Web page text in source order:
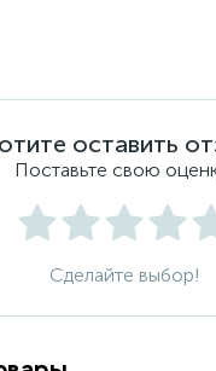
оставить
Поставьте свою
Сделайте выбор!